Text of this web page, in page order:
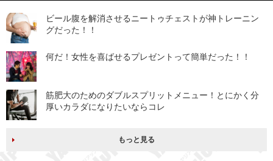
ビール腹を解消させるニートゥチェストが神トレーニン
グだった！！
何だ！女性を喜ばせるプレゼントって簡単だった！！
筋肥大のためのダブルスプリットメニュー！とにかく分
厚いカラダになりたいならコレ
もっと見る